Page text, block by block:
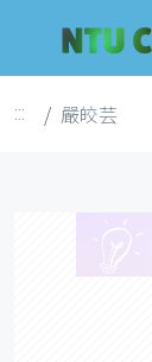
要
::: 嚴皎芸